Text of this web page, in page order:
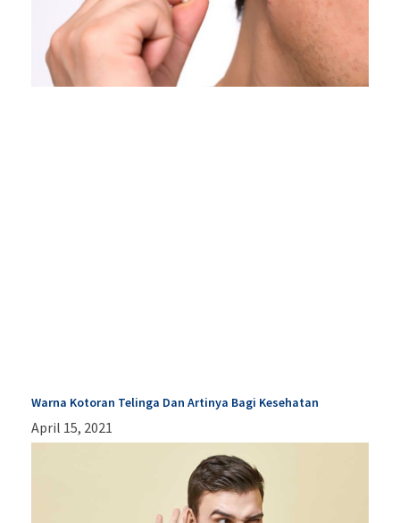
Warna Kotoran Telinga Dan Artinya Bagi Kesehatan
April 15, 2021